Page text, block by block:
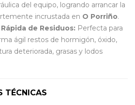
del equipo, logrando arrancar la
incrustada en O Porriño.
de Residuos: Perfecta para
ágil restos de hormigón, óxido,
deteriorada, grasas y lodos
TÉCNICAS